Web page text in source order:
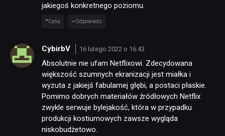
jakiegoś konkretnego poziomu.
Cytuj Odpowiedz
CybirbV 16 lutego 2022 o 16:43
Absolutnie nie ufam Netflixowi. Zdecydowana
większość szumnych ekranizacji jest miałka i
wyzuta z jakiejś fabularnej głębi, a postaci płaskie.
Pomimo dobrych materiałów źródłowych Netflix
zwykle serwuje bylejakość, która w przypadku
produkcji kostiumowych zawsze wygląda
niskobudżetowo.